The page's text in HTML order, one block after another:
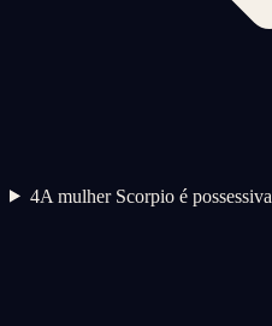
4A mulher Scorpio é